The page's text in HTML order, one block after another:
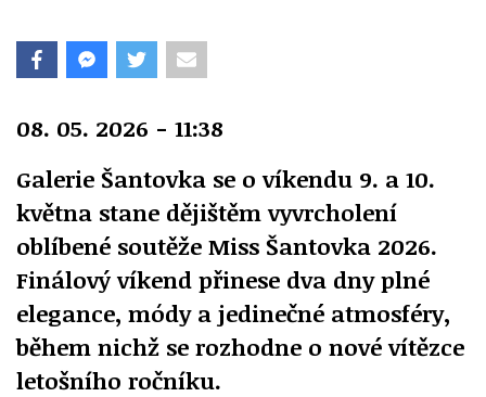
08. 05. 2026 - 11:38
Galerie Šantovka se o víkendu 9. a 10.
května stane dějištěm vyvrcholení
oblíbené soutěže Miss Šantovka 2026.
Finálový víkend přinese dva dny plné
elegance, módy a jedinečné atmosféry,
během nichž se rozhodne o nové vítězce
letošního ročníku.